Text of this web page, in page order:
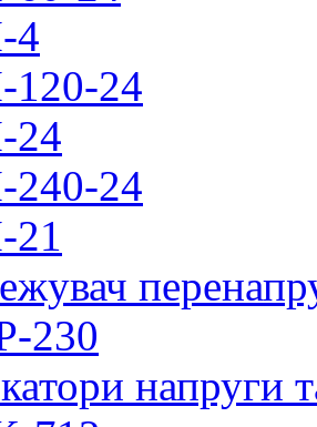
4
120-24
24
240-24
21
230
напруги